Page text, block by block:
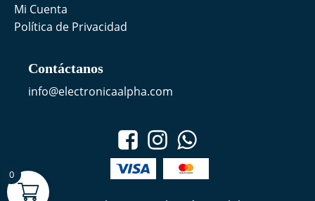
Mi Cuenta
Política de Privacidad
Contáctanos
info@electronicaalpha.com
0